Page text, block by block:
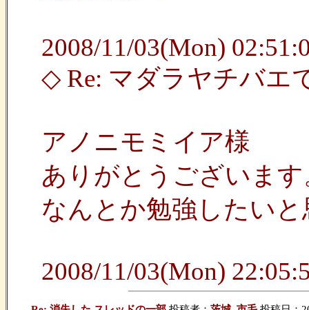
2008/11/03(Mon)
◇ Re: マダラヤチバエ
アノニモミイア様
ありがとうございま
なんとか勉強したい
2008/11/03(Mon)